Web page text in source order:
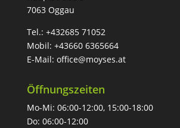
7063 Oggau
Tel.: +432685 71052
Mobil: +43660 6365664
E-Mail: office@moyses.at
Öffnungszeiten
Mo-Mi: 06:00-12:00, 15:00-18:00
Do: 06:00-12:00